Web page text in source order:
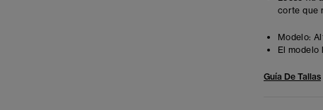
corte que
Modelo:
El modelo
Guía De Tallas